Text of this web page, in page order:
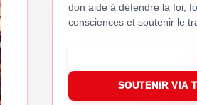
don aide à défendre la foi,
consciences et soutenir le
SOUTENIR VIA